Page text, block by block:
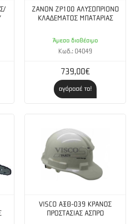
Μέγεθος: Large
ZANON ZP100 ΑΛΥΣΟΠΡΙΟΝΟ
ΚΛΑΔΕΜΑΤΟΣ ΜΠΑΤΑΡΙΑΣ
Άμεσα διαθέσιμο
Κωδ.: 04049
739,00€
αγόρασέ το!
VISCO ΑΞΘ-039 ΚΡΑΝΟΣ
ΠΡΟΣΤΑΣΙΑΣ ΑΣΠΡΟ